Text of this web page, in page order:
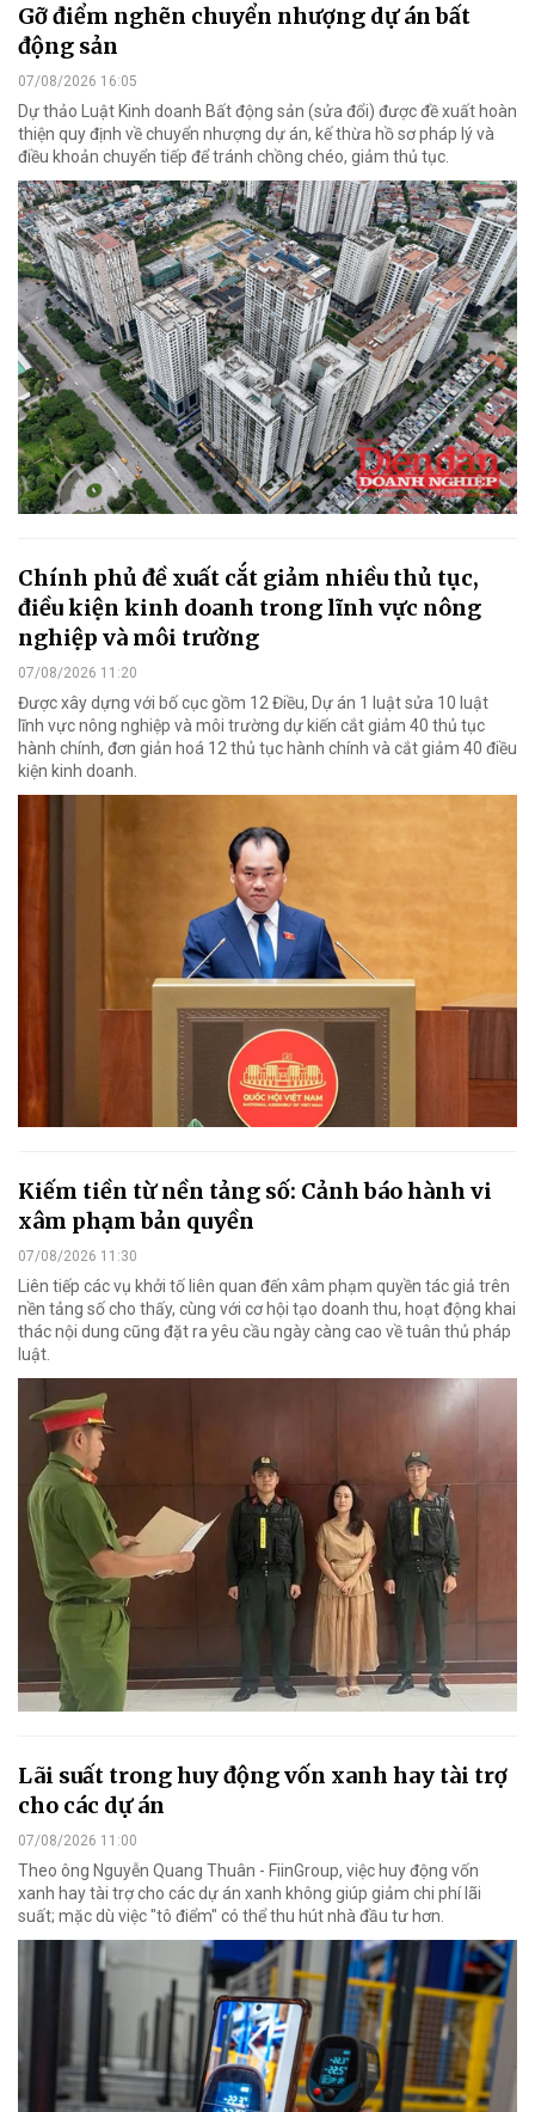
Gỡ điểm nghẽn chuyển nhượng dự án bất
động sản
07/08/2026 16:05
Dự thảo Luật Kinh doanh Bất động sản (sửa đổi) được đề xuất hoàn
thiện quy định về chuyển nhượng dự án, kế thừa hồ sơ pháp lý và
điều khoản chuyển tiếp để tránh chồng chéo, giảm thủ tục.
Chính phủ đề xuất cắt giảm nhiều thủ tục,
điều kiện kinh doanh trong lĩnh vực nông
nghiệp và môi trường
07/08/2026 11:20
Được xây dựng với bố cục gồm 12 Điều, Dự án 1 luật sửa 10 luật
lĩnh vực nông nghiệp và môi trường dự kiến cắt giảm 40 thủ tục
hành chính, đơn giản hoá 12 thủ tục hành chính và cắt giảm 40 điều
kiện kinh doanh.
Kiếm tiền từ nền tảng số: Cảnh báo hành vi
xâm phạm bản quyền
07/08/2026 11:30
Liên tiếp các vụ khởi tố liên quan đến xâm phạm quyền tác giả trên
nền tảng số cho thấy, cùng với cơ hội tạo doanh thu, hoạt động khai
thác nội dung cũng đặt ra yêu cầu ngày càng cao về tuân thủ pháp
luật.
Lãi suất trong huy động vốn xanh hay tài trợ
cho các dự án
07/08/2026 11:00
Theo ông Nguyễn Quang Thuân - FiinGroup, việc huy động vốn
xanh hay tài trợ cho các dự án xanh không giúp giảm chi phí lãi
suất; mặc dù việc "tô điểm" có thể thu hút nhà đầu tư hơn.